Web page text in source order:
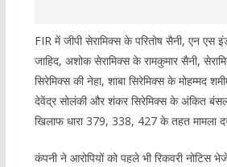
FIR में जीपी सेरामिक्स के परितोष सैनी, एन एस
जाहिद, अशोक सेरामिक्स के रामकुमार सैनी,
सिरेमिक्स की नेहा, शाबा सिरेमिक्स के मोहम्मद
देवेंद्र सोलंकी और शंकर सिरेमिक्स के अंकित
खिलाफ धारा 379, 338, 427 के तहत मामला
कंपनी ने आरोपियों को पहले भी रिकवरी नोटिस